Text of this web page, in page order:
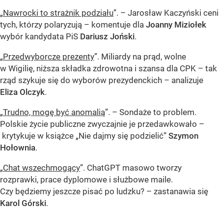
„Nawrocki to strażnik podziału”. – Jarosław Kaczyński ceni
tych, którzy polaryzują – komentuje dla Joanny Miziołek
wybór kandydata PiS Dariusz Joński.
„Przedwyborcze prezenty”. Miliardy na prąd, wolne
w Wigilię, niższa składka zdrowotna i szansa dla CPK – tak
rząd szykuje się do wyborów prezydenckich – analizuje
Eliza Olczyk.
„Trudno, mogę być anomalią”. – Sondaże to problem.
Polskie życie publiczne zwyczajnie je przedawkowało –
krytykuje w książce „Nie dajmy się podzielić” Szymon
Hołownia.
„Chat wszechmogący”. ChatGPT masowo tworzy
rozprawki, prace dyplomowe i służbowe maile.
Czy będziemy jeszcze pisać po ludzku? – zastanawia się
Karol Górski.